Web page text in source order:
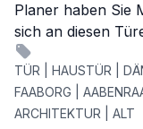
Planer haben Sie
sich an diesen
TÜR | HAUSTÜR |
FAABORG |
ARCHITEKTUR | ALT